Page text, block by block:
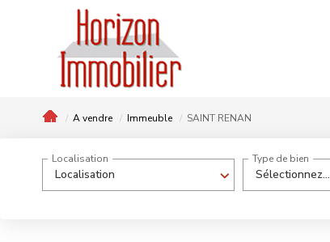
A vendre Immeuble SAINT RENAN
Localisation
Localisation
Sélectionnez...
Type de bien